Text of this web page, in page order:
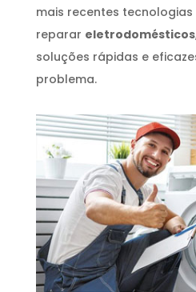
mais recentes
reparar eletrodomésticos
soluções rápidas e
problema.